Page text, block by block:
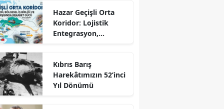
Hazar Geçişli Orta
Koridor: Lojistik
Entegrasyon,
Karşısında Rekabet
Gücü
Kıbrıs Barış
Harekâtımızın 52’inci
Yıl Dönümü